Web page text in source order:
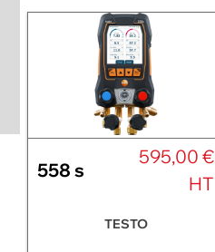
558 s
595,00 €
HT
TESTO